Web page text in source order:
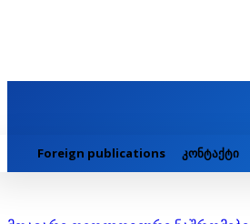
Foreign publications კონტაქტი